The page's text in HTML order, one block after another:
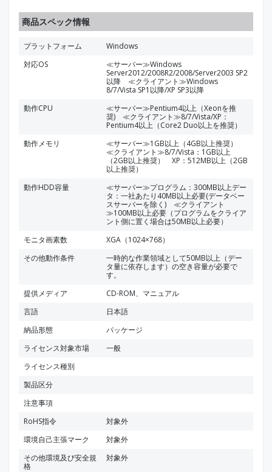
商品スペック情報
プラットフォーム
Windows
対応OS
≪サーバー≫Windows
Server2012/2008R2/2008/Server2003 SP2
以降 ≪クライアント≫Windows
8/7/Vista SP1以降/XP SP3以降
動作CPU
≪サーバー≫Pentium4以上（Xeonを推
奨) ≪クライアント≫8/7/Vista/XP：
Pentium4以上（Core2 Duo以上を推奨）
動作メモリ
≪サーバー≫1GB以上（4GB以上推奨）
≪クライアント≫8/7/Vista：1GB以上
（2GB以上推奨） XP：512MB以上（2GB
以上推奨）
動作HDD容量
≪サーバー≫プログラム：300MB以上デー
タ：一社あたり40MB以上必要(データベー
スサーバーを除く) ≪クライアント
≫100MB以上必要（プログラムをクライア
ント側に置く場合は50MB以上必要）
モニタ画素数
XGA（1024×768）
その他動作条件
一時的な作業領域として50MB以上（デー
タ量に依存します）の空き容量が必要で
す。
提供メディア
CD-ROM、マニュアル
言語
日本語
納品形態
パッケージ
ライセンス対象市場
一般
ライセンス種別
製品区分
注意事項
RoHS指令
対象外
環境自己主張マーク
対象外
その他環境及び安全規
格
対象外